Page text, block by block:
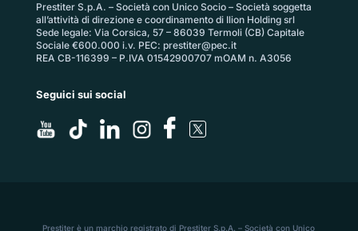
Prestiter S.p.A. – Società con Unico Socio – Società soggetta
all’attività di direzione e coordinamento di Ilion Holding srl
Sede legale: Via Corsica, 57 – 86039 Termoli (CB) Capitale
Sociale €600.000 i.v. PEC: prestiter@pec.it
REA CB-116399 – P.IVA 01542900707 mOAM n. A3056
Seguici sui social
Prestiter è un marchio registrato di Prestiter S.p.A. – Società con Unico